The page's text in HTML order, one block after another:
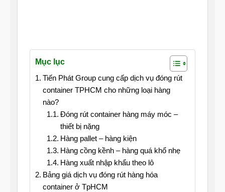
Mục lục
Tiến Phát Group cung cấp dịch vụ đóng rút
container TPHCM cho những loại hàng
nào?
Đóng rút container hàng máy móc –
thiết bị nặng
Hàng pallet – hàng kiện
Hàng cồng kềnh – hàng quá khổ nhẹ
Hàng xuất nhập khẩu theo lô
Bảng giá dịch vụ đóng rút hàng hóa
container ở TpHCM